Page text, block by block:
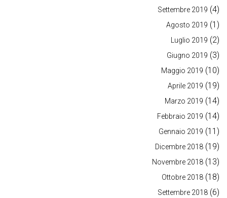
Settembre 2019 (4)
Agosto 2019 (1)
Luglio 2019 (2)
Giugno 2019 (3)
Maggio 2019 (10)
Aprile 2019 (19)
Marzo 2019 (14)
Febbraio 2019 (14)
Gennaio 2019 (11)
Dicembre 2018 (19)
Novembre 2018 (13)
Ottobre 2018 (18)
Settembre 2018 (6)